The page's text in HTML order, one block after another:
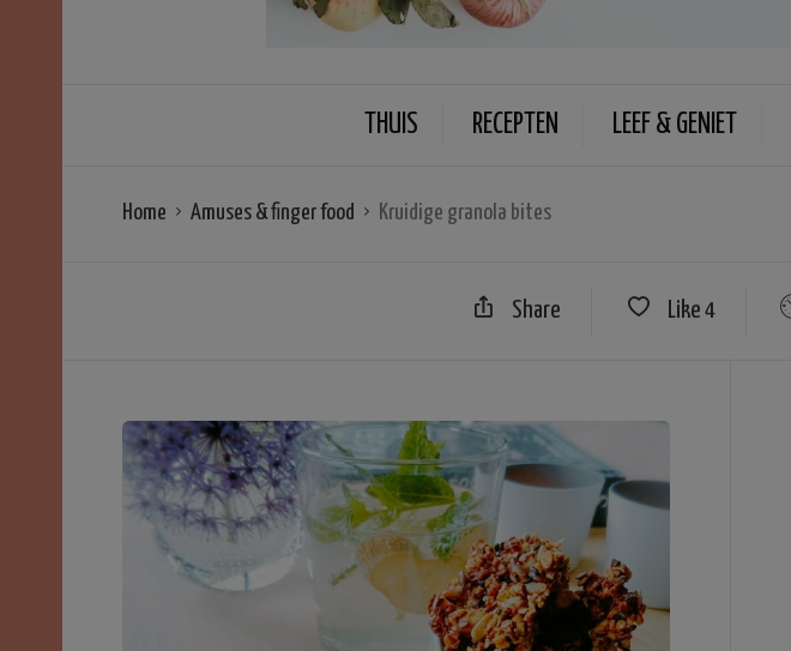
THUIS RECEPTEN LEEF & GENIET
Home Amuses & finger food Kruidige granola bites
Share Like 4